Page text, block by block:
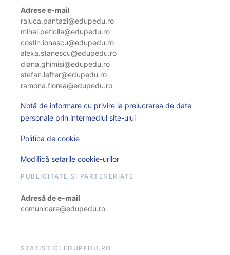
Adrese e-mail
raluca.pantazi@edupedu.ro
mihai.peticila@edupedu.ro
costin.ionescu@edupedu.ro
alexa.stanescu@edupedu.ro
diana.ghimisi@edupedu.ro
stefan.lefter@edupedu.ro
ramona.florea@edupedu.ro
Notă de informare cu privire la prelucrarea de date
personale prin intermediul site-ului
Politica de cookie
Modifică setarile cookie-urilor
PUBLICITATE ȘI PARTENERIATE
Adresă de e-mail
comunicare@edupedu.ro
STATISTICI EDUPEDU.RO